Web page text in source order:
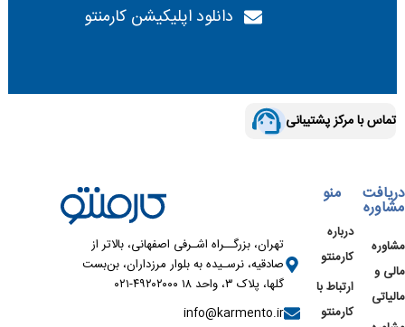
دانلود اپلیکیشن کارمنتو
تماس با مرکز پشتیبانی
دریافت
مشاوره
مشاوره
مالی و
مالیاتی
منو
درباره
کارمنتو
ارتباط با
کارمنتو
تهران، بزرگــراه اشـرفی اصفهانی، بالاتر از
صادقیه، نرسـیده به بلوار مرزداران، بن‌بست
گلها، پلاک ۳، واحد ۱۸ ۴۹۲۰۲۰۰۰-۰۲۱
info@karmento.ir